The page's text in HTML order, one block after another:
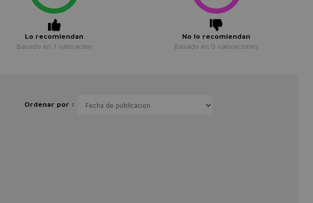
Lo recomiendan
Basado en 1 valoración
No lo recomiendan
Basado en 0 valoraciones
Ordenar por :